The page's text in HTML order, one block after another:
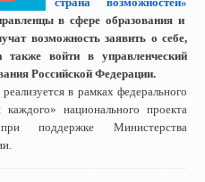
в сфере образования и
возможность заявить о себе,
также войти в управленческий
Российской Федерации.
в рамках федерального
национального проекта
поддержке Министерства